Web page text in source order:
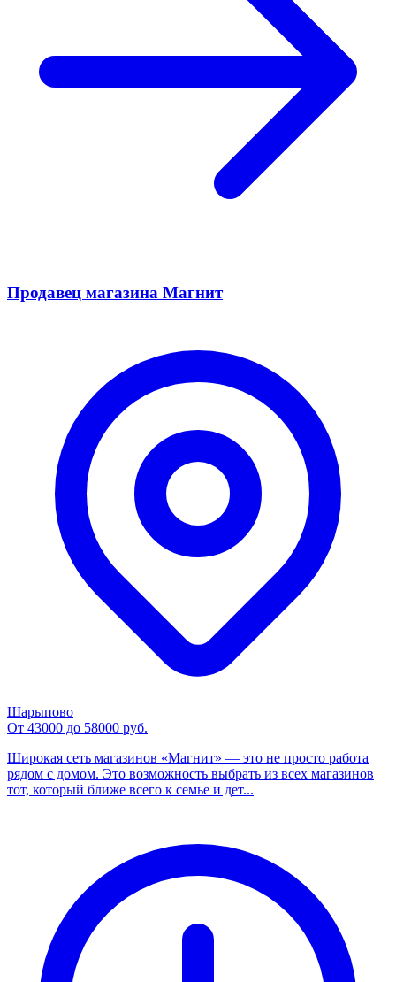
Продавец магазина Магнит
Шарыпово
От 43000 до 58000 руб.
Широкая сеть магазинов «Магнит» — это не просто работа
рядом с домом. Это возможность выбрать из всех магазинов
тот, который ближе всего к семье и дет...